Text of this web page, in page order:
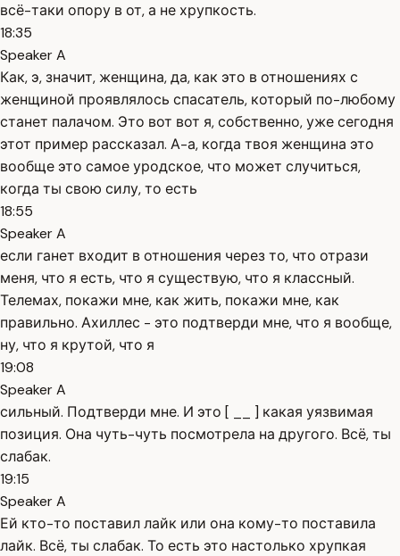
всё-таки опору в от, а не хрупкость.
18:35
Speaker A
Как, э, значит, женщина, да, как это в отношениях с
женщиной проявлялось спасатель, который по-любому
станет палачом. Это вот вот я, собственно, уже сегодня
этот пример рассказал. А-а, когда твоя женщина это
вообще это самое уродское, что может случиться,
когда ты свою силу, то есть
18:55
Speaker A
если ганет входит в отношения через то, что отрази
меня, что я есть, что я существую, что я классный.
Телемах, покажи мне, как жить, покажи мне, как
правильно. Ахиллес - это подтверди мне, что я вообще,
ну, что я крутой, что я
19:08
Speaker A
сильный. Подтверди мне. И это [ __ ] какая уязвимая
позиция. Она чуть-чуть посмотрела на другого. Всё, ты
слабак.
19:15
Speaker A
Ей кто-то поставил лайк или она кому-то поставила
лайк. Всё, ты слабак. То есть это настолько хрупкая